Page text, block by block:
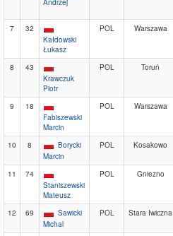
Andrzej
7
32
Kałdowski
Łukasz
POL Warszawa
8
43
Krawczuk
Piotr
POL Toruń
9
18
Fabiszewski
Marcin
POL Warszawa
10 8
Borycki
Marcin
POL Kosakowo
11
74
Staniszewski
Mateusz
POL Gniezno
12 69
Sawicki
Michal
POL Stara Iwiczna